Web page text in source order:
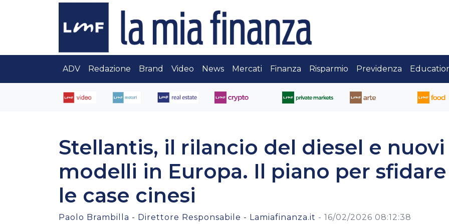
ADV Redazione Brand Video News Mercati Finanza Risparmio Previdenza
Stellantis, il rilancio del diesel e nuovi
modelli in Europa. Il piano per sfidare
le case cinesi
Paolo Brambilla - Direttore Responsabile - Lamiafinanza.it - 16/02/2026 08:12:38